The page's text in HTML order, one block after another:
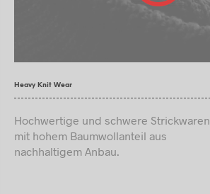
Heavy Knit Wear
Hochwertige und schwere Strickwaren
mit hohem Baumwollanteil aus
nachhaltigem Anbau.